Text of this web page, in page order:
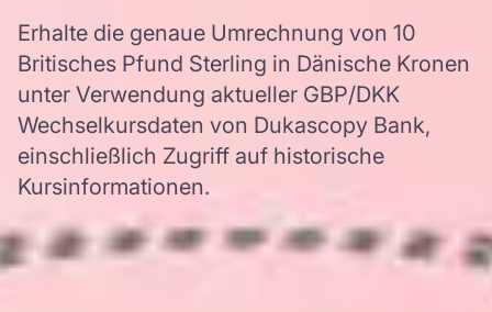
Erhalte die genaue Umrechnung von 10
Britisches Pfund Sterling in Dänische Kronen
unter Verwendung aktueller GBP/DKK
Wechselkursdaten von Dukascopy Bank,
einschließlich Zugriff auf historische
Kursinformationen.